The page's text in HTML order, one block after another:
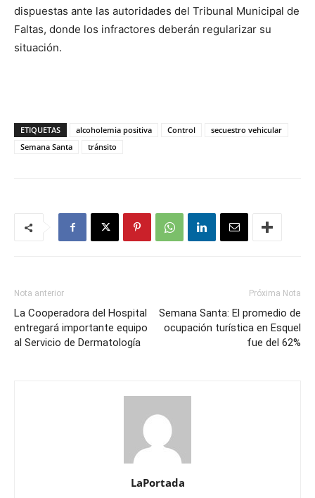
dispuestas ante las autoridades del Tribunal Municipal de
Faltas, donde los infractores deberán regularizar su
situación.
ETIQUETAS alcoholemia positiva Control
secuestro vehicular
Semana Santa
tránsito
Nota anterior
La Cooperadora del Hospital
entregará importante equipo
al Servicio de Dermatología
Próxima Nota
Semana Santa: El promedio de
ocupación turística en Esquel
fue del 62%
LaPortada